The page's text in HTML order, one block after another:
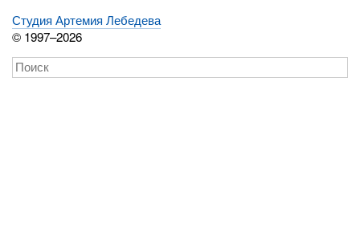
Студия Артемия Лебедева
© 1997–2026